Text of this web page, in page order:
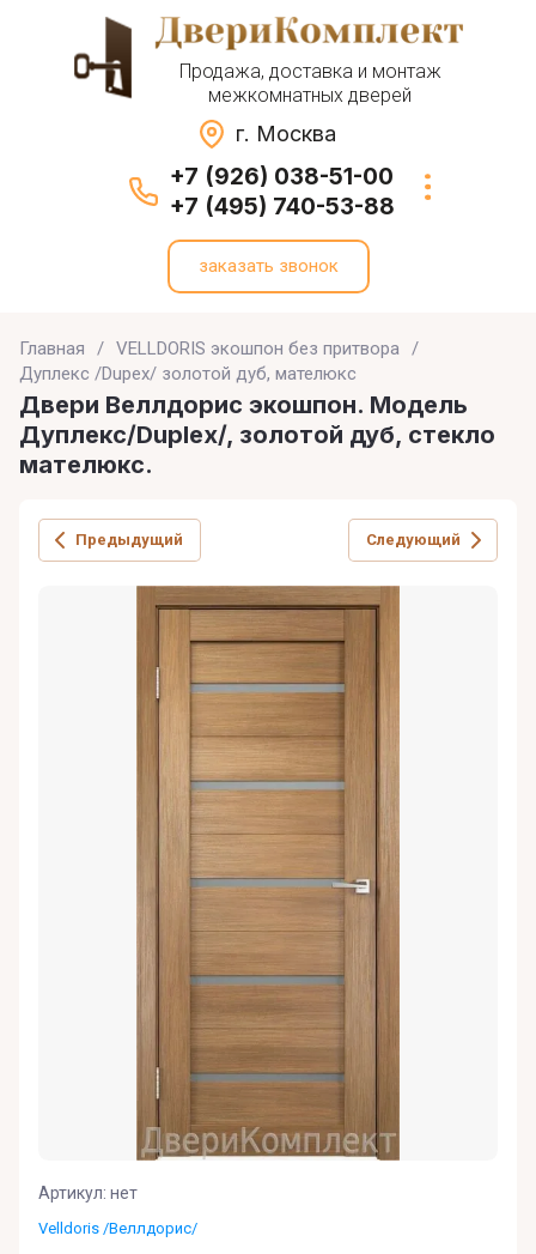
Продажа, доставка и монтаж
межкомнатных дверей
г. Москва
+7 (926) 038-51-00
+7 (495) 740-53-88
заказать звонок
Главная / VELLDORIS экошпон без притвора /
Дуплекс /Dupex/ золотой дуб, мателюкс
Двери Веллдорис экошпон. Модель
Дуплекс/Duplex/, золотой дуб, стекло
мателюкс.
Предыдущий Следующий
Артикул: нет
Velldoris /Веллдорис/